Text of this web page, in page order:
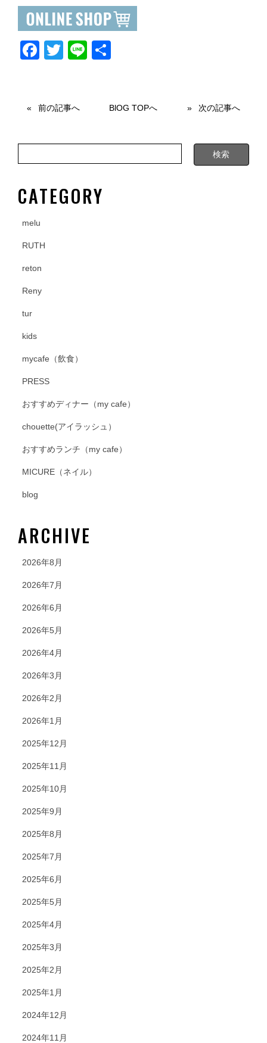
F
e
o
o
k
T
er
Li
前の記事へ BlOG TOPへ 次の記事へ
CATEGORY
melu
RUTH
reton
Reny
tur
kids
mycafe（飲食）
PRESS
おすすめディナー（my cafe）
chouette(アイラッシュ）
おすすめランチ（my cafe）
MICURE（ネイル）
blog
ARCHIVE
2026年8月
2026年7月
2026年6月
2026年5月
2026年4月
2026年3月
2026年2月
2026年1月
2025年12月
2025年11月
2025年10月
2025年9月
2025年8月
2025年7月
2025年6月
2025年5月
2025年4月
2025年3月
2025年2月
2025年1月
2024年12月
2024年11月